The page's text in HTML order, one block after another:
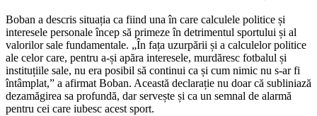
Boban a descris situația ca fiind una în care calculele politice și
interesele personale încep să primeze în detrimentul sportului și al
valorilor sale fundamentale. „În fața uzurpării și a calculelor politice
ale celor care, pentru a-și apăra interesele, murdăresc fotbalul și
instituțiile sale, nu era posibil să continui ca și cum nimic nu s-ar fi
întâmplat,” a afirmat Boban. Această declarație nu doar că subliniază
dezamăgirea sa profundă, dar servește și ca un semnal de alarmă
pentru cei care iubesc acest sport.